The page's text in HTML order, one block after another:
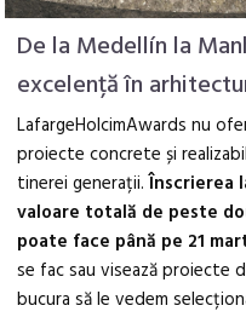
De la Medellín la
excelență în
LafargeHolcimAwards nu
proiecte concrete și
tinerei generații.Înscrierea
valoare totală de peste
poate face până pe 21
se fac sau visează proiecte
bucura să le vedem